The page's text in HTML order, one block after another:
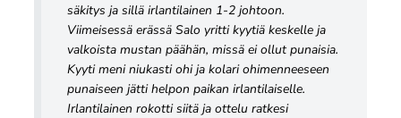
säkitys ja sillä irlantilainen 1-2 johtoon.
Viimeisessä erässä Salo yritti kyytiä keskelle ja
valkoista mustan päähän, missä ei ollut punaisia.
Kyyti meni niukasti ohi ja kolari ohimenneeseen
punaiseen jätti helpon paikan irlantilaiselle.
Irlantilainen rokotti siitä ja ottelu ratkesi